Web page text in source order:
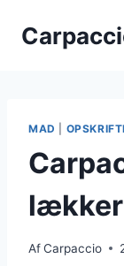
MAD
AfCarpaccio